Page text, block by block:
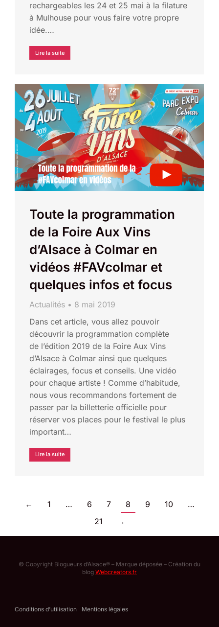
rechargeables les 24 et 25 mai à la filature
à Mulhouse pour vous faire votre propre
idée.…
Lire la suite
Toute la programmation
de la Foire Aux Vins
d’Alsace à Colmar en
vidéos #FAVcolmar et
quelques infos et focus
Actualités
8 mai 2019
Dans cet article, vous allez pouvoir
découvrir la programmation complète
de l’édition 2019 de la Foire Aux Vins
d’Alsace à Colmar ainsi que quelques
éclairages, focus et conseils. Une vidéo
pour chaque artiste ! Comme d’habitude,
nous vous recommandons fortement de
passer par la billetterie officielle pour
réserver vos places pour le festival le plus
important…
Lire la suite
← 1 … 6 7 8 9 10
…
21
→
© Copyright Blogueurs d’Alsace® – Marque déposée – Création du
blog Webcreators.fr
Conditions d’utilisation Mentions légales